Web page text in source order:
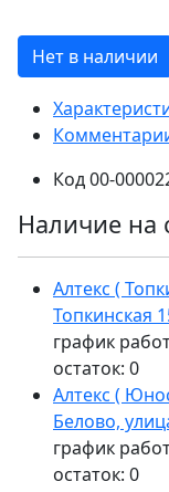
Нет в наличии
Код00-
Наличие на
Алтекс (
Топкинская
график
остаток: 0
Алтекс (
Белово,
график
остаток: 0